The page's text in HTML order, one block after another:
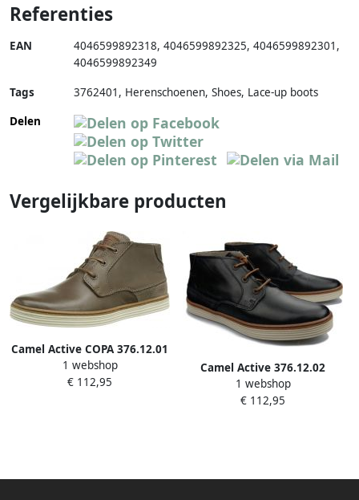
Referenties
EAN 4046599892318, 4046599892325, 4046599892301 ,
4046599892349
Tags
3762401, Herenschoenen, Shoes, Lace-up boots
Delen
Vergelijkbare producten
Camel Active COPA 376.12.01
heren enkellaars grijs
1 webshop
€ 112,95
Camel Active 376.12.02
Heren Enkellaars
Donkerblauw
1 webshop
€ 112,95